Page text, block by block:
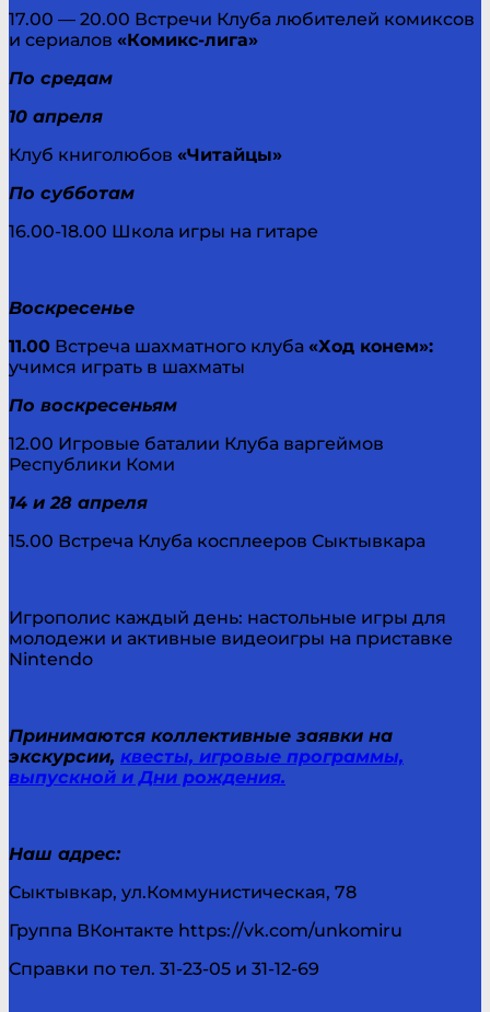
17.00 — 20.00 Встречи Клуба любителей комиксов
и сериалов «Комикс-лига»
По средам
10 апреля
Клуб книголюбов «Читайцы»
По субботам
16.00-18.00 Школа игры на гитаре
Воскресенье
11.00 Встреча шахматного клуба «Ход конем»:
учимся играть в шахматы
По воскресеньям
12.00 Игровые баталии Клуба варгеймов
Республики Коми
14 и 28 апреля
15.00 Встреча Клуба косплееров Сыктывкара
Игрополис каждый день: настольные игры для
молодежи и активные видеоигры на приставке
Nintendo
Принимаются коллективные заявки на
экскурсии, квесты, игровые программы,
выпускной и Дни рождения.
Наш адрес:
Сыктывкар, ул.Коммунистическая, 78
Группа ВКонтакте https://vk.com/unkomiru
Справки по тел. 31-23-05 и 31-12-69